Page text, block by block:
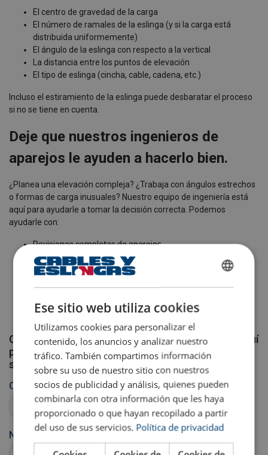
El centro de gravedad de la carga
El número de ramales de la eslinga (y si la carga está
distribuida uniformemente)
El ángulo de la eslinga con respecto a la vertical
La distancia entre los puntos de elevación
El tipo de eslinga (cincha, cable, cadena, etc.)
Incluso el estiramiento de la eslinga puede desbaratar el proceso
si no se tiene en cuenta.
Deje que nuestros ingenieros de
aparejos le ayuden a hacerlo bien.
¿Planea una elevación compleja? ¿Trabaja con ángulos estrechos
o formas de carga inusuales? Nuestro equipo de ingeniería está
aquí para ayudarle a tomar la decisión correcta. Podemos
ayudarle con:
Revisiones completas de aparejos
Asesoramiento sobre dimensionamiento y tensión de
eslingas
LOLER.
Comunícate con nuestros expertos, estamos aquí
para ayudarte a elevar su carga de manera
segura, eficiente y con total confianza.
ENGLISH TRANSLATION
Ese sitio web utiliza cookies
Utilizamos cookies para personalizar el
contenido, los anuncios y analizar nuestro
tráfico. También compartimos información
sobre su uso de nuestro sitio con nuestros
socios de publicidad y análisis, quienes pueden
combinarla con otra información que les haya
proporcionado o que hayan recopilado a partir
del uso de sus servicios. Política de privacidad